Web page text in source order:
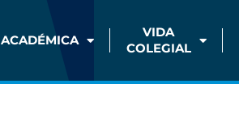
ACADÉMICA
VIDA
COLEGIAL